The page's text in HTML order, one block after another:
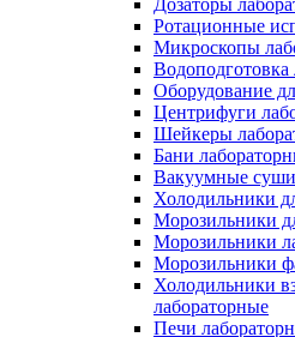
Ротационные
Микроскопы
Водоподготовка
Оборудование
Центрифуги
Шейкеры
Бани
Вакуумные
Холодильники
Морозильники
Морозильники
Морозильники
Холодильники
лабораторные
Печи